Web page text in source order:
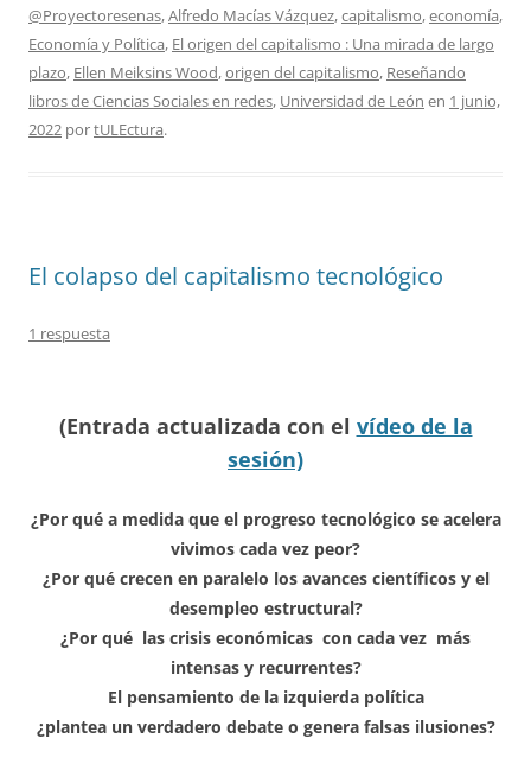
@Proyectoresenas,Alfredo Macías Vázquez,capitalismo,economía,
Economía y Política, El origen del capitalismo : Una mirada de largo
plazo, Ellen Meiksins Wood,origen del capitalismo, Reseñando
libros de Ciencias Sociales en redes, Universidad de León en 1 junio,
2022 portULEctura.
El colapso del capitalismo tecnológico
1 respuesta
(Entrada actualizada con el vídeo de la
sesión)
¿Por qué a medida que el progreso tecnológico se acelera
vivimos cada vez peor?
¿Por qué crecen en paralelo los avances científicos y el
desempleo estructural?
¿Por qué las crisis económicas con cada vez más
intensas y recurrentes?
El pensamiento de la izquierda política
¿plantea un verdadero debate o genera falsas ilusiones?